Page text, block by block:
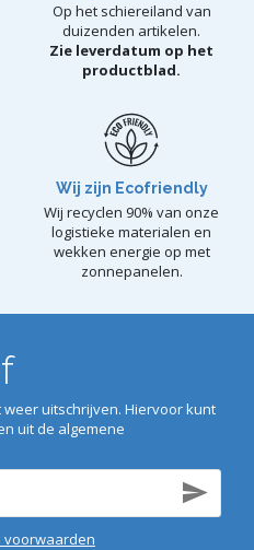
Op het schiereiland van
duizenden artikelen.
Zie leverdatum op het
productblad.
Wij zijn Ecofriendly
Wij recyclen 90% van onze
logistieke materialen en
wekken energie op met
zonnepanelen.
uitschrijven. Hiervoor kunt
uit de algemene
voorwaarden